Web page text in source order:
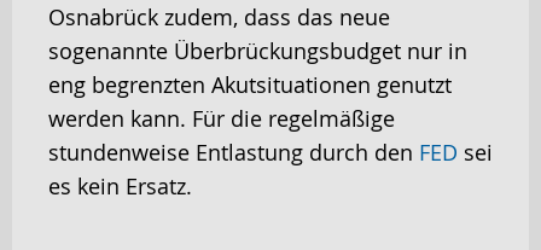
Osnabrück zudem, dass das neue
sogenannte Überbrückungsbudget nur in
eng begrenzten Akutsituationen genutzt
werden kann. Für die regelmäßige
stundenweise Entlastung durch den FED sei
es kein Ersatz.